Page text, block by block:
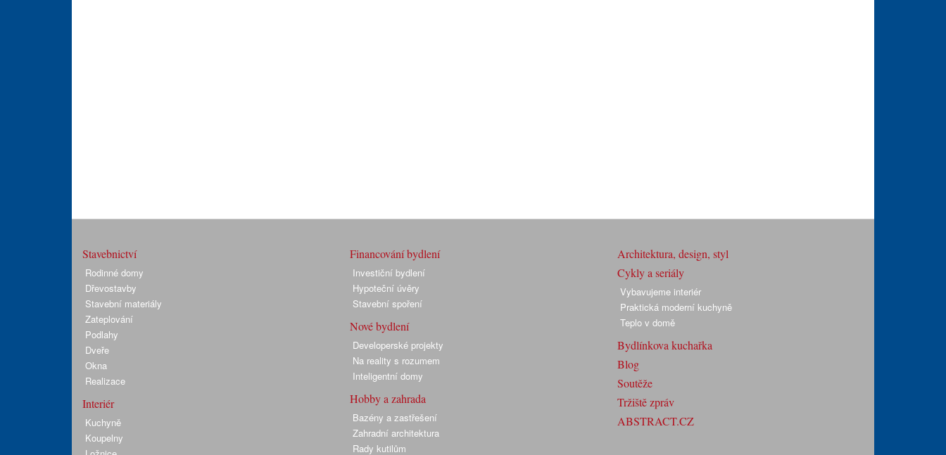
Stavebnictví
Rodinné domy
Dřevostavby
Stavební materiály
Zateplování
Podlahy
Dveře
Okna
Realizace
Interiér
Kuchyně
Koupelny
Financování bydlení
Investiční bydlení
Hypoteční úvěry
Stavební spoření
Nové bydlení
Developerské projekty
Na reality s rozumem
Inteligentní domy
Hobby a zahrada
Bazény a zastřešení
Zahradní architektura
Rady kutilům
Architektura, design, styl
Cykly a seriály
Vybavujeme interiér
Praktická moderní kuchyně
Teplo v domě
Bydlínkova kuchařka
Blog
Soutěže
Tržiště zpráv
ABSTRACT.CZ